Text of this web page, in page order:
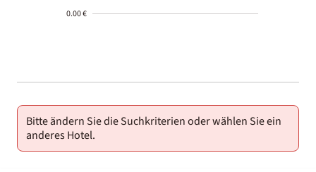
0.00 €
01-02
Bitte ändern Sie die Suchkriterien oder wählen Sie ein
anderes Hotel.